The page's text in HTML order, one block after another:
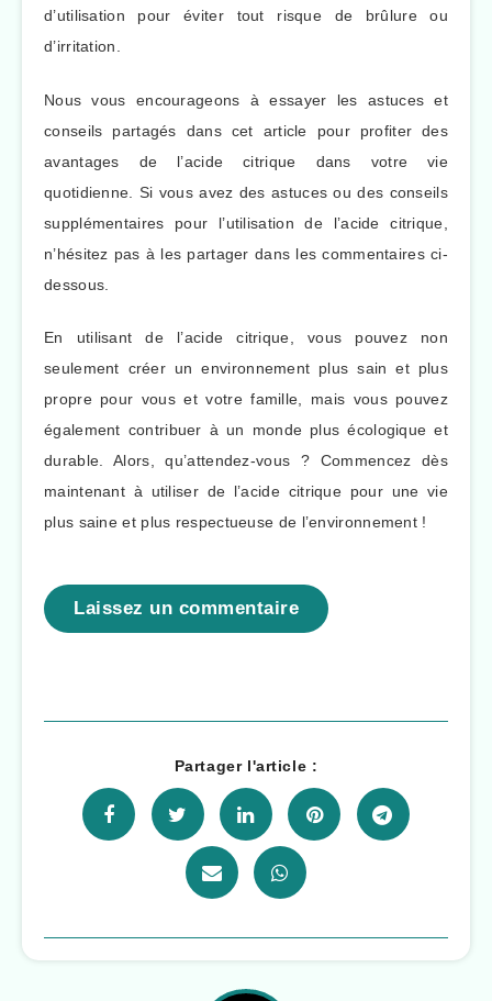
d’utilisation pour éviter tout risque de brûlure ou
d’irritation.
Nous vous encourageons à essayer les astuces et
conseils partagés dans cet article pour profiter des
avantages de l’acide citrique dans votre vie
quotidienne. Si vous avez des astuces ou des conseils
supplémentaires pour l’utilisation de l’acide citrique,
n’hésitez pas à les partager dans les commentaires ci-
dessous.
En utilisant de l’acide citrique, vous pouvez non
seulement créer un environnement plus sain et plus
propre pour vous et votre famille, mais vous pouvez
également contribuer à un monde plus écologique et
durable. Alors, qu’attendez-vous ? Commencez dès
maintenant à utiliser de l’acide citrique pour une vie
plus saine et plus respectueuse de l’environnement !
Laissez un commentaire
Partager l'article :